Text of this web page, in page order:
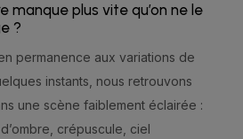
manque plus vite qu’on ne le
?
permanence aux variations de
instants, nous retrouvons
une scène faiblement éclairée :
crépuscule, ciel